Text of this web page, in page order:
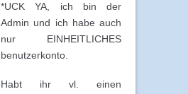
*UCK YA, ich bin der
Admin und ich habe auch
nur EINHEITLICHES
benutzerkonto.
Habt ihr vl. einen